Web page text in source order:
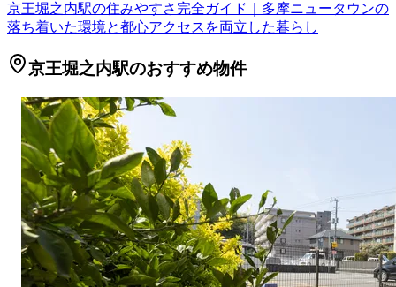
京王堀之内駅の住みやすさ完全ガイド｜多摩ニュータウンの
落ち着いた環境と都心アクセスを両立した暮らし
京王堀之内駅のおすすめ物件